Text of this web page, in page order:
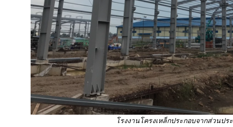
โรงงานโครงเหล็กประกอบจากส่วนปร